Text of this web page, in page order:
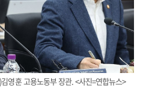
영훈 고용노동부 장관. <사진=연합뉴스>